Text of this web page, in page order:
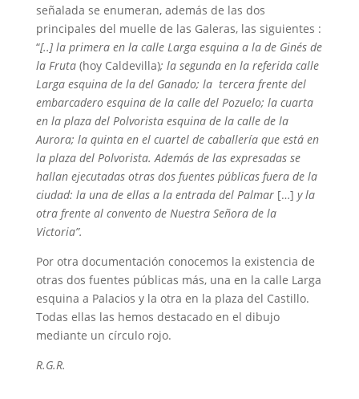
señalada se enumeran, además de las dos
principales del muelle de las Galeras, las siguientes :
“[..] la primera en la calle Larga esquina a la de Ginés de
la Fruta (hoy Caldevilla); la segunda en la referida calle
Larga esquina de la del Ganado; la tercera frente del
embarcadero esquina de la calle del Pozuelo; la cuarta
en la plaza del Polvorista esquina de la calle de la
Aurora; la quinta en el cuartel de caballería que está en
la plaza del Polvorista. Además de las expresadas se
hallan ejecutadas otras dos fuentes públicas fuera de la
ciudad: la una de ellas a la entrada del Palmar […] y la
otra frente al convento de Nuestra Señora de la
Victoria”.
Por otra documentación conocemos la existencia de
otras dos fuentes públicas más, una en la calle Larga
esquina a Palacios y la otra en la plaza del Castillo.
Todas ellas las hemos destacado en el dibujo
mediante un círculo rojo.
R.G.R.